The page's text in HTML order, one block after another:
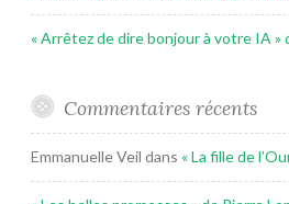
« Arrêtez de dire bonjour à votre IA »
Commentaires récents
Emmanuelle Veil dans « La fille de